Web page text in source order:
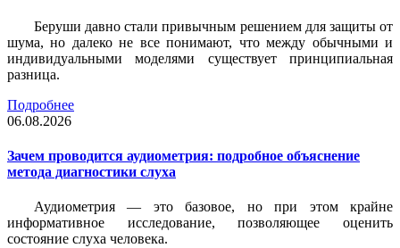
Беруши давно стали привычным решением для защиты от
шума, но далеко не все понимают, что между обычными и
индивидуальными моделями существует принципиальная
разница.
Подробнее
06.08.2026
Зачем проводится аудиометрия: подробное объяснение
метода диагностики слуха
Аудиометрия — это базовое, но при этом крайне
информативное исследование, позволяющее оценить
состояние слуха человека.